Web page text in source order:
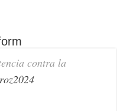
contra la